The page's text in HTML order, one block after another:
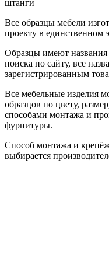
штанги
Все образцы мебели
проекту в единственном
Образцы имеют названия
поиска по сайту, все
зарегистрированным
Все мебельные изделия
образцов по цвету,
способами монтажа и
фурнитуры.
Способ монтажа и
выбирается